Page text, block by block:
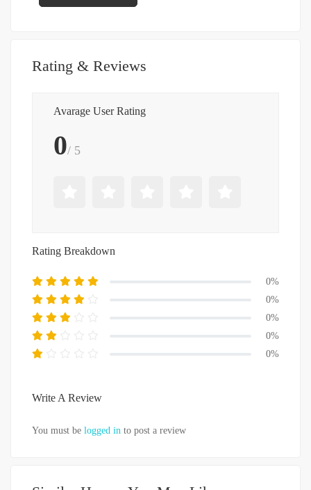
Rating & Reviews
Avarage User Rating
0/ 5
Rating Breakdown
0%
0%
0%
0%
0%
Write A Review
You must be logged in to post a review